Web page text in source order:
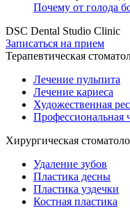
Почему от голода
DSC Dental Studio Clinic
Записаться на прием
Терапевтическая
Лечение пульпита
Лечение кариеса
Художественная
Профессиональная
Хирургическая
Удаление зубов
Пластика десны
Пластика уздечки
Костная пластика